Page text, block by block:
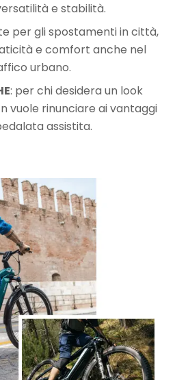
e stabilità.
per gli spostamenti in città,
e comfort anche nel
urbano.
: per chi desidera un look
vuole rinunciare ai vantaggi
assistita.